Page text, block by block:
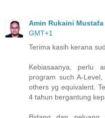
Amin Rukaini Mustafa
GMT+1
Terima kasih kerana
Kebiasaanya, perlu
program such A-
others yg equivalent.
4 tahun bergantung